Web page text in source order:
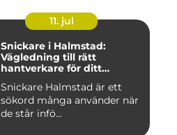
11. jul
Snickare i Halmstad:
Vägledning till rätt
hantverkare för ditt
Snickare Halmstad är ett
sökord många använder när
de står infö...